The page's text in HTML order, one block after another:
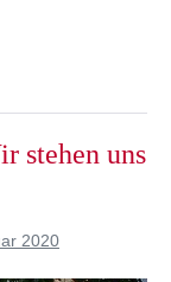
stehen uns
2020